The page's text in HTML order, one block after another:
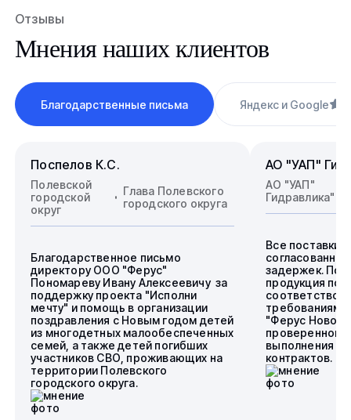
Отзывы
Мнения наших клиентов
Благодарственные письма Яндекс и Google
Поспелов К.С.
Полевской
городской
округ
Глава Полевского
городского округа
Благодарственное письмо
директору ООО "Ферус"
Пономареву Ивану Алексеевичу за
поддержку проекта "Исполни
мечту" и помощь в организации
поздравления с Новым годом детей
из многодетных малообеспеченных
семей, а также детей погибших
участников СВО, проживающих на
территории Полевского
городского округа.
АО "УАП"
АО "УАП"
Гидравлика"
Все поставки
задержек.
продукция
требованиям.
"Ферус
проверенного
выполнения
контрактов.